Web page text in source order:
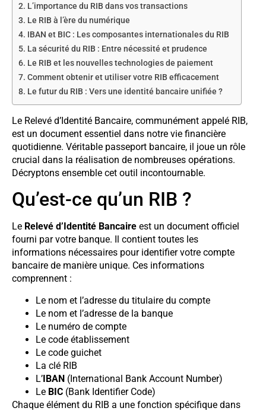
L’importance du RIB dans vos transactions
Le RIB à l’ère du numérique
IBAN et BIC : Les composantes internationales du RIB
La sécurité du RIB : Entre nécessité et prudence
Le RIB et les nouvelles technologies de paiement
Comment obtenir et utiliser votre RIB efficacement
Le futur du RIB : Vers une identité bancaire unifiée ?
Le Relevé d’Identité Bancaire, communément appelé RIB,
est un document essentiel dans notre vie financière
quotidienne. Véritable passeport bancaire, il joue un rôle
crucial dans la réalisation de nombreuses opérations.
Décryptons ensemble cet outil incontournable.
Qu’est-ce qu’un RIB ?
Le Relevé d’Identité Bancaire est un document officiel
fourni par votre banque. Il contient toutes les
informations nécessaires pour identifier votre compte
bancaire de manière unique. Ces informations
comprennent :
Le nom et l’adresse du titulaire du compte
Le nom et l’adresse de la banque
Le numéro de compte
Le code établissement
Le code guichet
La clé RIB
L’IBAN (International Bank Account Number)
Le BIC (Bank Identifier Code)
Chaque élément du RIB a une fonction spécifique dans